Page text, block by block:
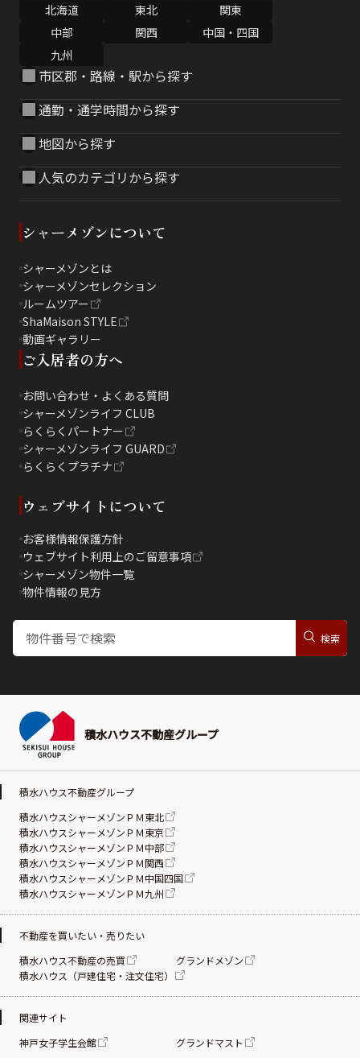
北海道 東北
関東
中部
関西
中国・四国
九州
市区郡・路線・駅から探す
通勤・通学時間から探す
地図から探す
人気のカテゴリから探す
シャーメゾンについて
シャーメゾンとは
シャーメゾンセレクション
ルームツアー
ShaMaison STYLE
動画ギャラリー
ご入居者の方へ
お問い合わせ・よくある質問
シャーメゾンライフ CLUB
らくらくパートナー
シャーメゾンライフ GUARD
らくらくプラチナ
ウェブサイトについて
お客様情報保護方針
ウェブサイト利用上のご留意事項
シャーメゾン物件一覧
物件情報の見方
積水ハウス不動産グループ
積水ハウス不動産グループ
積水ハウスシャーメゾンＰＭ東北
積水ハウスシャーメゾンＰＭ東京
積水ハウスシャーメゾンＰＭ中部
積水ハウスシャーメゾンＰＭ関西
積水ハウスシャーメゾンＰＭ中国四国
積水ハウスシャーメゾンＰＭ九州
不動産を買いたい・売りたい
積水ハウス不動産の売買
グランドメゾン
積水ハウス（戸建住宅・注文住宅）
関連サイト
神戸女子学生会館
グランドマスト